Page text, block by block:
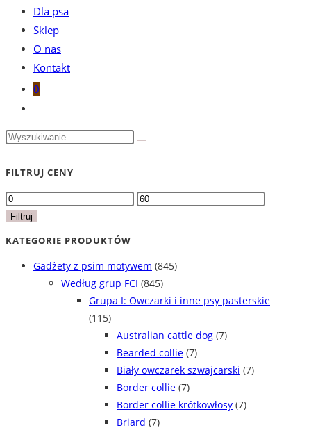
Dla psa
Sklep
O nas
Kontakt
0
website
search
FILTRUJ CENY
Cena
min
Cena
Filtruj
KATEGORIE PRODUKTÓW
Gadżety z psim motywem (845)
Według grup FCI (845)
Grupa I: Owczarki i inne psy pasterskie
(115)
Australian cattle dog (7)
Bearded collie (7)
Biały owczarek szwajcarski (7)
Border collie (7)
Border collie krótkowłosy (7)
Briard (7)